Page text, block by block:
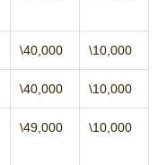
\40,000 \10,000
\40,000 \10,000
\49,000 \10,000